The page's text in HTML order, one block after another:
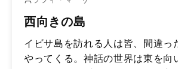
西向きの島
イビサ島を訪れる人は皆、間違っ
やってくる。神話の世界は東を向